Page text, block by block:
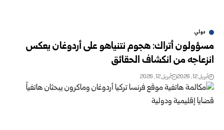
دولي
مسؤولون أتراك: هجوم نتنياهو على أردوغان يعكس
انزعاجه من انكشاف الحقائق
أبريل 12, 2026 أبريل 12, 2026